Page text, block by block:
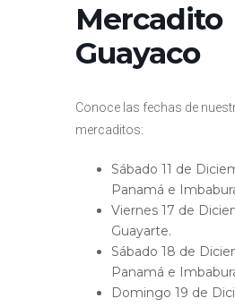
Mercadito
Guayaco
Conoce las fechas de
mercaditos:
Sábado 11 de
Panamá e
Viernes 17 de
Guayarte.
Sábado 18 de
Panamá e
Domingo 19 de